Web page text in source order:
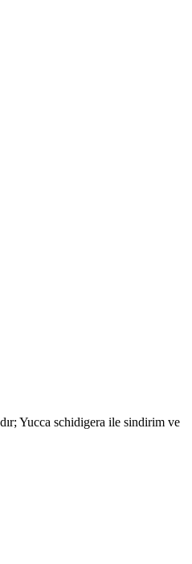
Yucca schidigera ile sindirim ve